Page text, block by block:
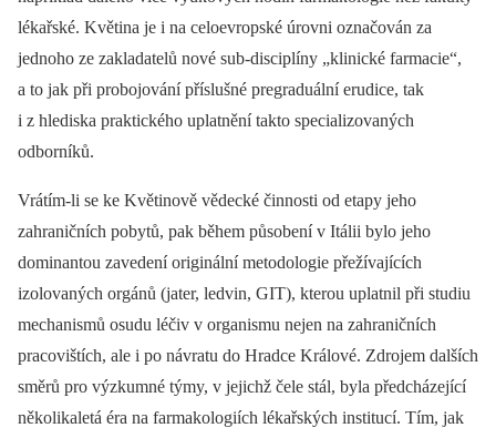
lékařské. Květina je i na celoevropské úrovni označován za
jednoho ze zakladatelů nové sub-disciplíny „klinické farmacie“,
a to jak při probojování příslušné pregraduální erudice, tak
i z hlediska praktického uplatnění takto specializovaných
odborníků.
Vrátím-li se ke Květinově vědecké činnosti od etapy jeho
zahraničních pobytů, pak během působení v Itálii bylo jeho
dominantou zavedení originální metodologie přežívajících
izolovaných orgánů (jater, ledvin, GIT), kterou uplatnil při studiu
mechanismů osudu léčiv v organismu nejen na zahraničních
pracovištích, ale i po návratu do Hradce Králové. Zdrojem dalších
směrů pro výzkumné týmy, v jejichž čele stál, byla předcházející
několikaletá éra na farmakologiích lékařských institucí. Tím, jak